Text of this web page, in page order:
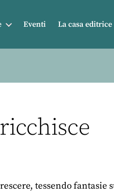
Eventi La casa editrice
tessendo fantasie